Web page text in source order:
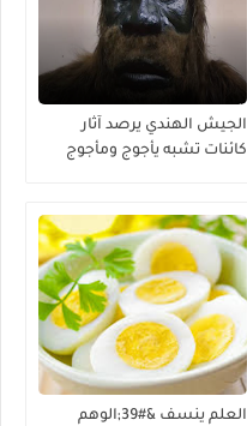
الجيش الهندي يرصد آثار
كائنات تشبه يأجوج ومأجوج
العلم ينسف &#39;الوهم